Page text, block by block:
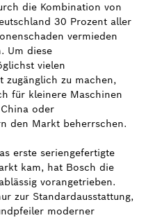
die Kombination von
30 Prozent aller
vermieden
Um diese
vielen
zu machen,
für kleinere Maschinen
oder
den Markt beherrschen.
erste seriengefertigte
kam, hat Bosch die
vorangetrieben.
zur Standardausstattung,
moderner